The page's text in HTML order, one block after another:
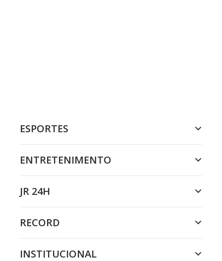
ESPORTES
ENTRETENIMENTO
JR 24H
RECORD
INSTITUCIONAL